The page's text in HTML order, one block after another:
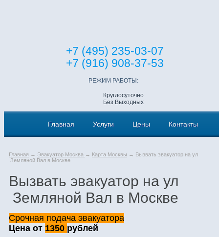
+7 (495) 235-03-07
+7 (916) 908-37-53
РЕЖИМ РАБОТЫ:
Круглосуточно
Без Выходных
Главная Услуги Цены Контакты
Главная → Эвакуатор Москва → Карта Москвы → Вызвать эвакуатор на ул
Земляной Вал в Москве
Вызвать эвакуатор на ул
Земляной Вал в Москве
Срочная подача эвакуатора
Цена от 1350 рублей